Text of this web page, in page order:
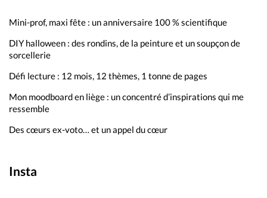
Mini-prof, maxi fête : un anniversaire 100 % scientifique
DIY halloween : des rondins, de la peinture et un soupçon de
sorcellerie
Défi lecture : 12 mois, 12 thèmes, 1 tonne de pages
Mon moodboard en liège : un concentré d’inspirations qui me
ressemble
Des cœurs ex-voto… et un appel du cœur
Insta